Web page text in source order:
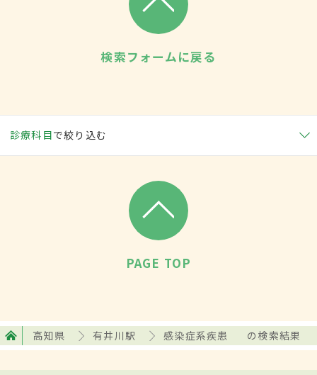
検索フォームに戻る
診療科目で絞り込む
PAGE TOP
高知県 有井川駅 感染症系疾患 の検索結果